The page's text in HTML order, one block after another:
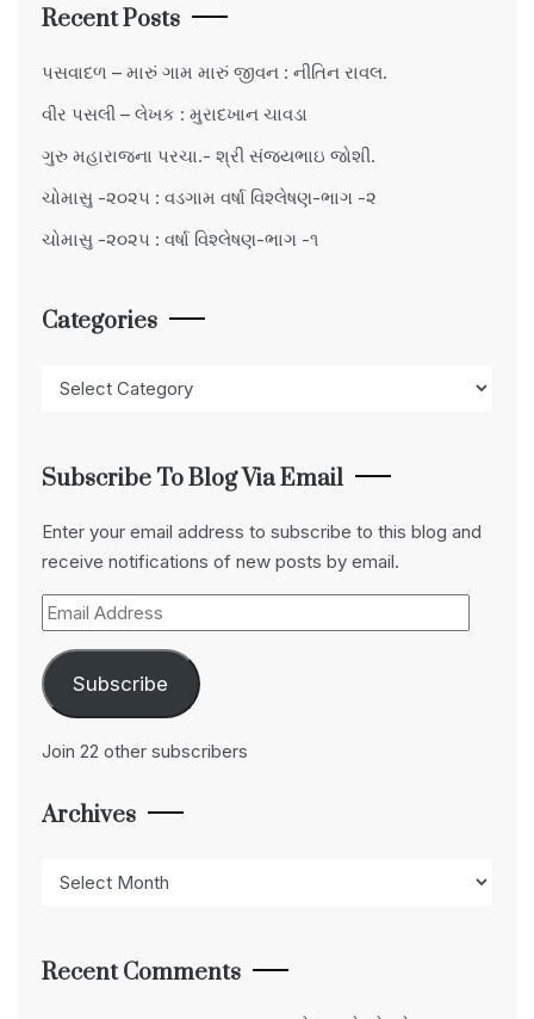
Recent Posts
પસવાદળ – મારું ગામ મારું જીવન : નીતિન રાવલ.
વીર પસલી – લેખક : મુરાદખાન ચાવડા
ગુરુ મહારાજના પરચા.- શ્રી સંજયભાઇ જોશી.
ચોમાસુ -૨૦૨૫ : વડગામ વર્ષા વિશ્લેષણ-ભાગ -૨
ચોમાસુ -૨૦૨૫ : વર્ષા વિશ્લેષણ-ભાગ -૧
Categories
Subscribe To Blog Via Email
Enter your email address to subscribe to this blog and
receive notifications of new posts by email.
Email
Address
Subscribe
Join 22 other subscribers
Archives
Recent Comments